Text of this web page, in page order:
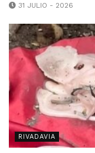
31 JULIO - 2026
RIVADAVIA